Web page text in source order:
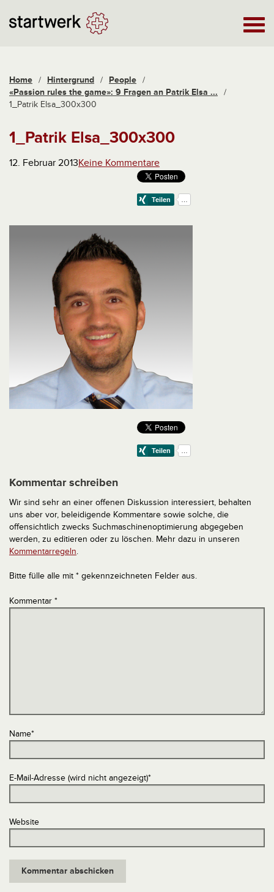
Home / Hintergrund / People /
«Passion rules the game»: 9 Fragen an Patrik Elsa ...
/
1_Patrik Elsa_300x300
1_Patrik Elsa_300x300
12. Februar 2013Keine Kommentare
Kommentar schreiben
Wir sind sehr an einer offenen Diskussion interessiert, behalten
uns aber vor, beleidigende Kommentare sowie solche, die
offensichtlich zwecks Suchmaschinenoptimierung abgegeben
werden, zu editieren oder zu löschen. Mehr dazu in unseren
Kommentarregeln.
Bitte fülle alle mit * gekennzeichneten Felder aus.
Kommentar *
Name*
E-Mail-Adresse (wird nicht angezeigt)*
Website